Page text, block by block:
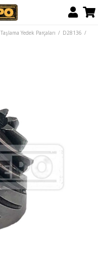
Taşlama Yedek Parçaları D28136